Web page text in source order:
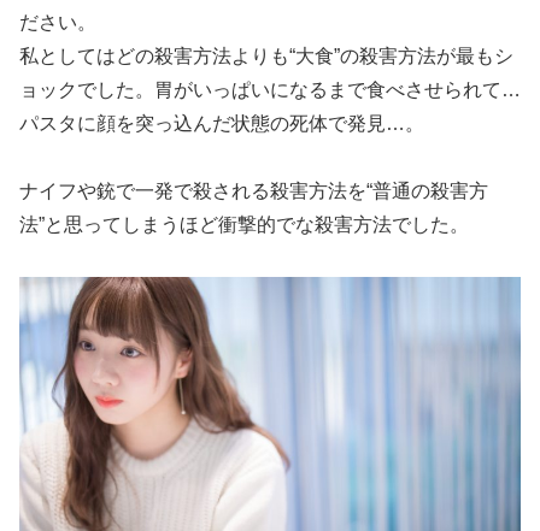
ださい。
私としてはどの殺害方法よりも“大食”の殺害方法が最もシ
ョックでした。胃がいっぱいになるまで食べさせられて…
パスタに顔を突っ込んだ状態の死体で発見…。
ナイフや銃で一発で殺される殺害方法を“普通の殺害方
法”と思ってしまうほど衝撃的でな殺害方法でした。